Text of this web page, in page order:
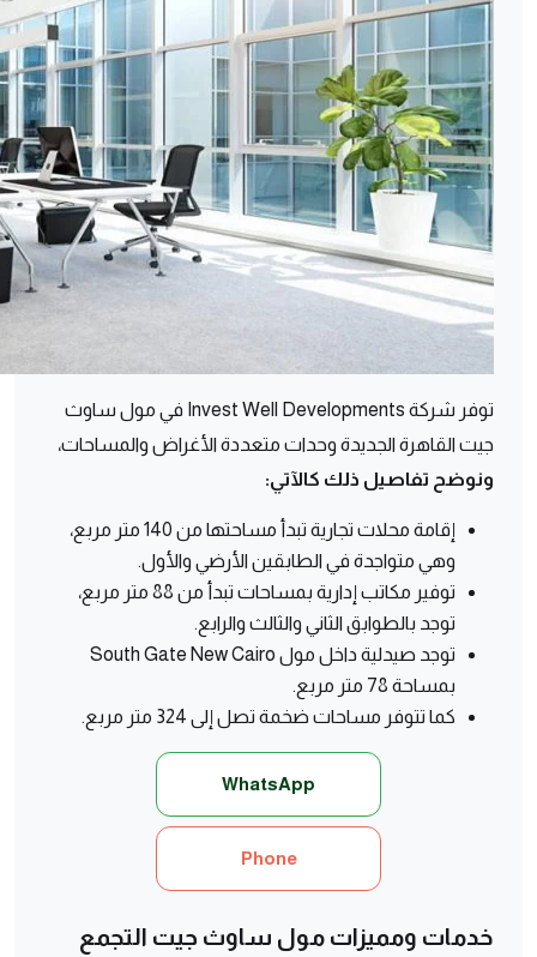
توفر شركة Invest Well Developments في مول ساوث
جيت القاهرة الجديدة وحدات متعددة الأغراض والمساحات،
ونوضح تفاصيل ذلك كالآتي:
إقامة محلات تجارية تبدأ مساحتها من 140 متر مربع،
وهي متواجدة في الطابقين الأرضي والأول.
توفير مكاتب إدارية بمساحات تبدأ من 88 متر مربع،
توجد بالطوابق الثاني والثالث والرابع.
توجد صيدلية داخل مول South Gate New Cairo
بمساحة 78 متر مربع.
كما تتوفر مساحات ضخمة تصل إلى 324 متر مربع.
WhatsApp
Phone
خدمات ومميزات مول ساوث جيت التجمع